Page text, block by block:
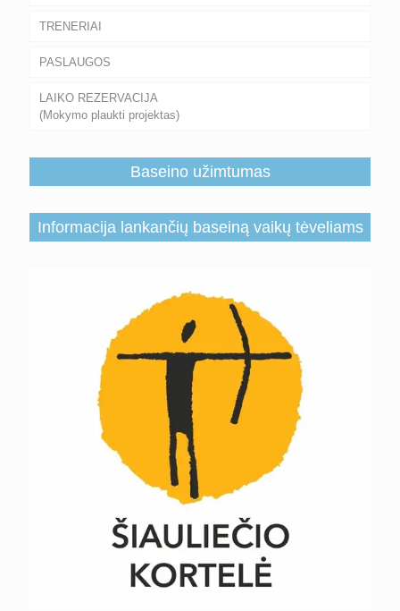
TRENERIAI
PASLAUGOS
LAIKO REZERVACIJA
(Mokymo plaukti projektas)
Baseino užimtumas
Informacija lankančių baseiną vaikų tėveliams